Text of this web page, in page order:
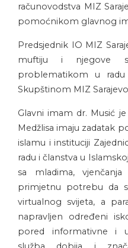
računovodstva MIZ
pomoćnikom glavnog
Predsjednik IO MIZ
muftiju i njegove
problematikom u
Skupštinom MIZ
Glavni imam dr. Musić
Medžlisa imaju zadatak
islamu i instituciji
radu i članstva u
sa mladima,
primjetnu potrebu da
virtualnog svijeta, a
napravljen određeni
pored informativne i